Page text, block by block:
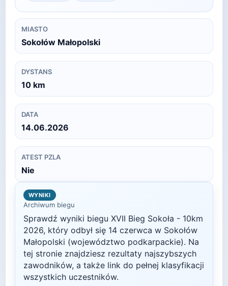
MIASTO
Sokołów Małopolski
DYSTANS
10 km
DATA
14.06.2026
ATEST PZLA
Nie
WYNIKI
Archiwum biegu
Sprawdź wyniki biegu XVII Bieg Sokoła - 10km
2026, który odbył się 14 czerwca w Sokołów
Małopolski (województwo podkarpackie). Na
tej stronie znajdziesz rezultaty najszybszych
zawodników, a także link do pełnej klasyfikacji
wszystkich uczestników.